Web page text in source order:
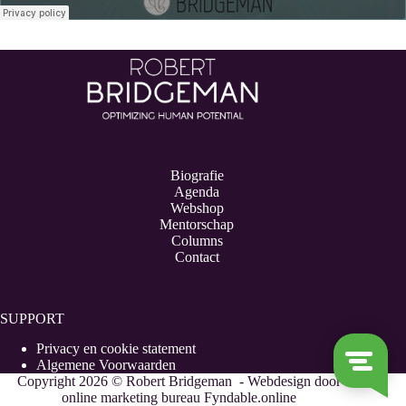
Biografie
Agenda
Webshop
Mentorschap
Columns
Contact
SUPPORT
Privacy en cookie statement
Algemene Voorwaarden
Copyright 2026 © Robert Bridgeman - Webdesign door
online marketing bureau Fyndable.online